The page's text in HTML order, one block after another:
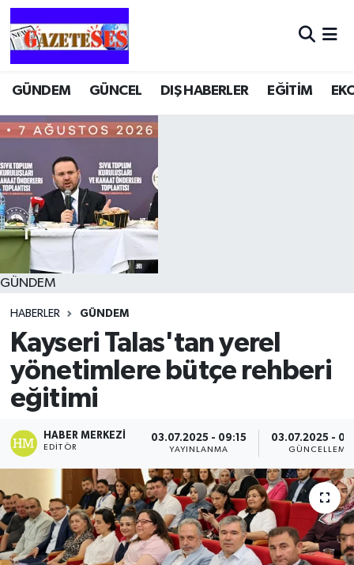
GÜNDEM GÜNCEL DIŞ HABERLER EĞİTİM
GÜNDEM
HABERLER GÜNDEM
Kayseri Talas'tan yerel
yönetimlere bütçe rehberi
eğitimi
HABER MERKEZI
EDITÖR
03.07.2025 - 09:15
YAYINLANMA
03.07.2025 -
GÜNCELLEME